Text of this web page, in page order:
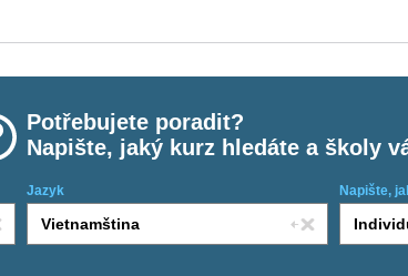
Potřebujete poradit?
Napište, jaký kurz hledáte a školy
Jazyk Napište,